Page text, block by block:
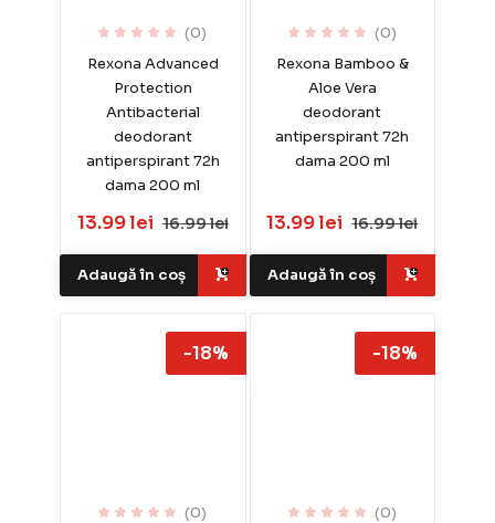
(0)
Rexona Advanced
Protection
Antibacterial
deodorant
antiperspirant 72h
dama 200 ml
13.99 lei 16.99 lei
Adaugă în coș
(0)
Rexona Bamboo &
Aloe Vera
deodorant
antiperspirant 72h
dama 200 ml
13.99 lei 16.99 lei
Adaugă în coș
(0)
-18%
(0)
-18%